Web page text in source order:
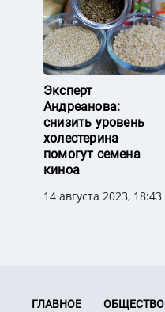
Эксперт
Андреанова:
снизить уровень
холестерина
помогут семена
киноа
14 августа 2023, 18:43
ГЛАВНОЕ ОБЩЕСТВО